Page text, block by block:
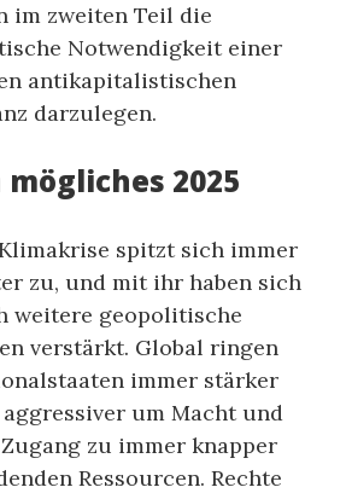
im zweiten Teil die
Notwendigkeit einer
antikapitalistischen
darzulegen.
mögliches 2025
spitzt sich immer
zu, und mit ihr haben sich
weitere geopolitische
verstärkt. Global ringen
immer stärker
um Macht und
zu immer knapper
Ressourcen. Rechte